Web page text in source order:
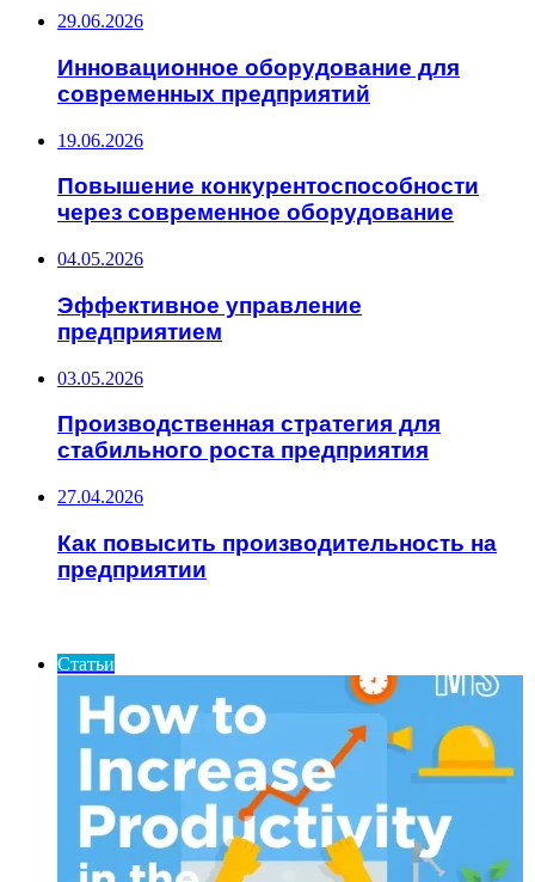
29.06.2026
Инновационное оборудование для
современных предприятий
19.06.2026
Повышение конкурентоспособности
через современное оборудование
04.05.2026
Эффективное управление
предприятием
03.05.2026
Производственная стратегия для
стабильного роста предприятия
27.04.2026
Как повысить производительность на
предприятии
Статьи